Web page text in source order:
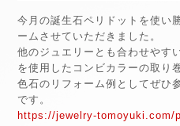
今月の誕生石ペリドットを使い
ームさせていただきました。
他のジュエリーとも合わせやす
を使用したコンビカラーの取り
色石のリフォーム例としてぜひ
です。
https://jewelry-tomoyuki.com/